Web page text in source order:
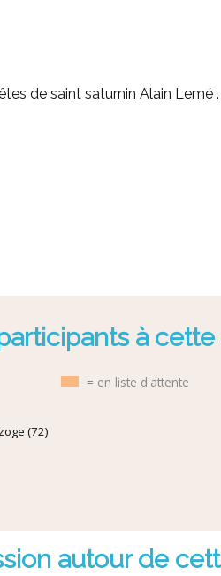
de saint saturnin Alain Lemé .
à
= en liste d'attente
(72)
autour de